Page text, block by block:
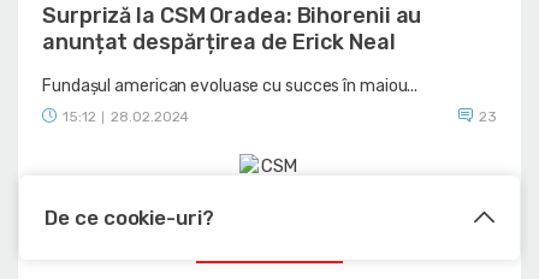
Surpriză la CSM Oradea: Bihorenii au
anunțat despărțirea de Erick Neal
Fundașul american evoluase cu succes în maiou...
15:12 28.02.2024 23
De ce cookie-uri?